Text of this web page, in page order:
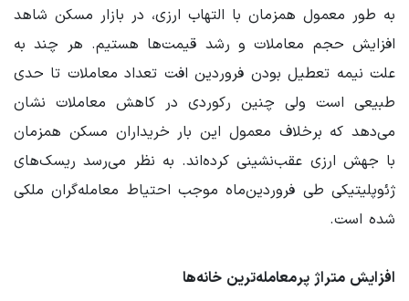
به طور معمول همزمان با التهاب ارزی، در بازار مسکن شاهد
افزایش حجم معاملات و رشد قیمت‌ها هستیم. هر چند به
علت نیمه تعطیل بودن فروردین افت تعداد معاملات تا حدی
طبیعی است ولی چنین رکوردی در کاهش معاملات نشان
می‌دهد که برخلاف معمول این بار خریداران مسکن همزمان
با جهش ارزی عقب‌نشینی کرده‌اند. به نظر می‌رسد ریسک‌های
ژئوپلیتیکی طی فروردین‌ماه موجب احتیاط معامله‌گران ملکی
شده است.
افزایش متراژ پرمعامله‌ترین خانه‌ها